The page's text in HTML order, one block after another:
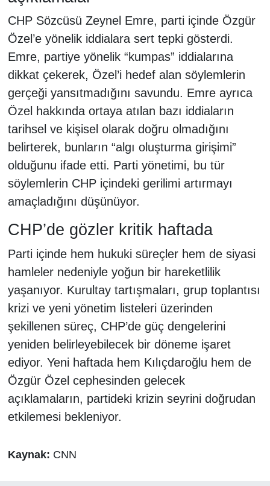
CHP Sözcüsü Zeynel Emre, parti içinde Özgür
Özel’e yönelik iddialara sert tepki gösterdi.
Emre, partiye yönelik “kumpas” iddialarına
dikkat çekerek, Özel’i hedef alan söylemlerin
gerçeği yansıtmadığını savundu. Emre ayrıca
Özel hakkında ortaya atılan bazı iddiaların
tarihsel ve kişisel olarak doğru olmadığını
belirterek, bunların “algı oluşturma girişimi”
olduğunu ifade etti. Parti yönetimi, bu tür
söylemlerin CHP içindeki gerilimi artırmayı
amaçladığını düşünüyor.
CHP’de gözler kritik haftada
Parti içinde hem hukuki süreçler hem de siyasi
hamleler nedeniyle yoğun bir hareketlilik
yaşanıyor. Kurultay tartışmaları, grup toplantısı
krizi ve yeni yönetim listeleri üzerinden
şekillenen süreç, CHP’de güç dengelerini
yeniden belirleyebilecek bir döneme işaret
ediyor. Yeni haftada hem Kılıçdaroğlu hem de
Özgür Özel cephesinden gelecek
açıklamaların, partideki krizin seyrini doğrudan
etkilemesi bekleniyor.
Kaynak: CNN